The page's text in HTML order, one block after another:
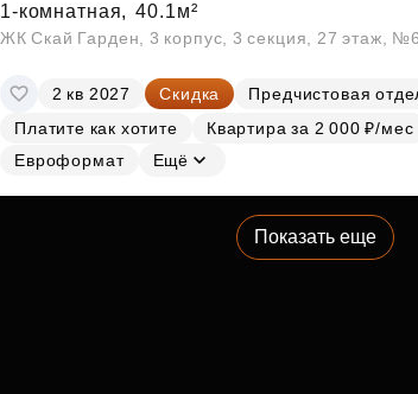
1-комнатная, 40.1м²
ЖК Скай Гарден, 3 корпус, 3 секция, 27 этаж,
2 кв 2027 Скидка
Предчистовая
Платите как хотите
Квартира за 2 000 ₽/мес
Евроформат
Ещё
Показать еще